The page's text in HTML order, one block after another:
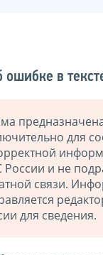
в
для
и не
связи.
для сведения.